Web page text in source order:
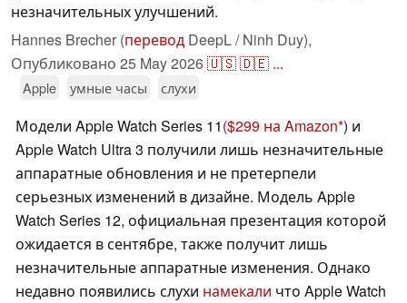
незначительных улучшений.
Hannes Brecher (перевод DeepL / Ninh Duy),
Опубликовано 25 May 2026🇺🇸🇩🇪 ...
Apple умные часы слухи
Модели Apple Watch Series 11($299 на Amazon ) и
Apple Watch Ultra 3 получили лишь незначительные
аппаратные обновления и не претерпели
серьезных изменений в дизайне. Модель Apple
Watch Series 12, официальная презентация которой
ожидается в сентябре, также получит лишь
незначительные аппаратные изменения. Однако
недавно появились слухи намекали что Apple Watch